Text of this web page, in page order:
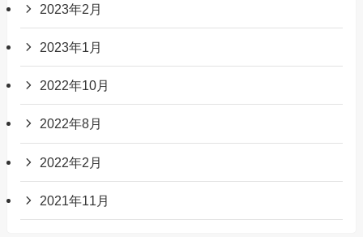
2023年2月
2023年1月
2022年10月
2022年8月
2022年2月
2021年11月